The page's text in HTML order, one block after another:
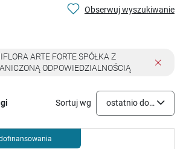
Obserwuj wyszukiwanie
ARTE FORTE SPÓŁKA Z
ODPOWIEDZIALNOŚCIĄ
Sortuj wg ostatnio dodane